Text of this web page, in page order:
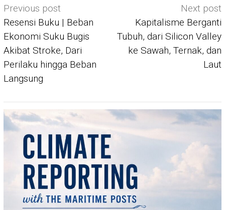
Post
navigation
Previous post
Resensi Buku | Beban
Ekonomi Suku Bugis
Akibat Stroke, Dari
Perilaku hingga Beban
Langsung
Next post
Kapitalisme Berganti
Tubuh, dari Silicon Valley
ke Sawah, Ternak, dan
Laut